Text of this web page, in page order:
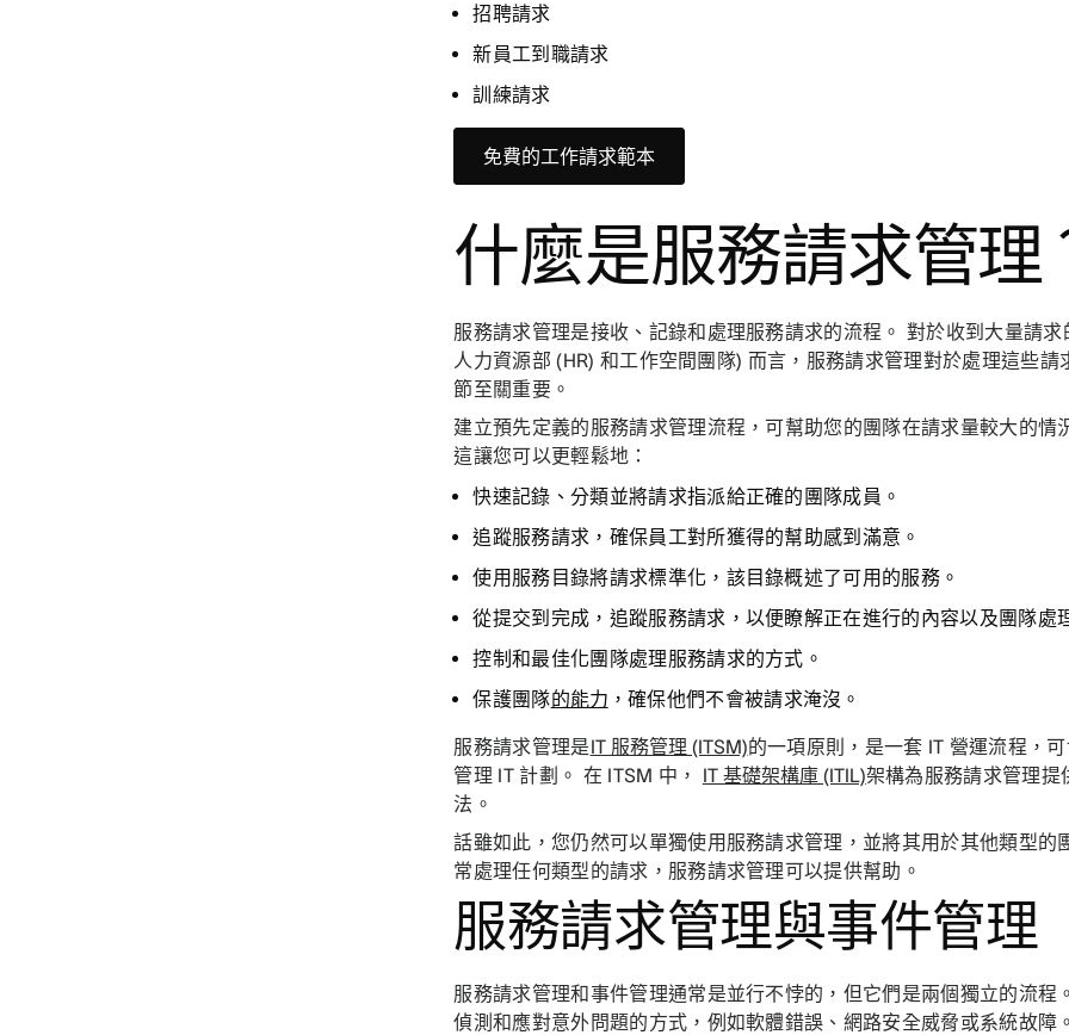
招聘請求
新員工到職請求
訓練請求
免費的工作請求範本
什麼是服務請求管理
服務請求管理是接收、記錄和處理服務請求的流程。 對於收到大量請
人力資源部 (HR) 和工作空間團隊) 而言，服務請求管理對於處理這些請
節至關重要。
建立預先定義的服務請求管理流程，可幫助您的團隊在請求量較大的情
這讓您可以更輕鬆地：
快速記錄、分類並將請求指派給正確的團隊成員。
追蹤服務請求，確保員工對所獲得的幫助感到滿意。
使用服務目錄將請求標準化，該目錄概述了可用的服務。
從提交到完成，追蹤服務請求，以便瞭解正在進行的內容以及團隊處
控制和最佳化團隊處理服務請求的方式。
保護團隊的能力 ，確保他們不會被請求淹沒。
服務請求管理是IT 服務管理 (ITSM)的一項原則，是一套 IT 營運流程，
管理 IT 計劃。 在 ITSM 中， IT 基礎架構庫 (ITIL)架構為服務請求管理提
法。
話雖如此，您仍然可以單獨使用服務請求管理，並將其用於其他類型的
常處理任何類型的請求，服務請求管理可以提供幫助。
服務請求管理與事件管理
服務請求管理和事件管理通常是並行不悖的，但它們是兩個獨立的流程
偵測和應對意外問題的方式，例如軟體錯誤、網路安全威脅或系統故障